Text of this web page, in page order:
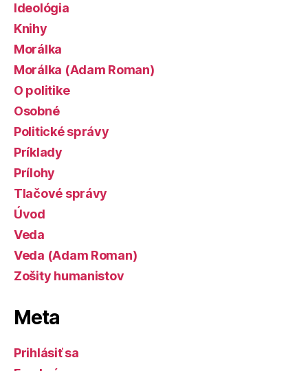
Ideológia
Knihy
Morálka
Morálka (Adam Roman)
O politike
Osobné
Politické správy
Príklady
Prílohy
Tlačové správy
Úvod
Veda
Veda (Adam Roman)
Zošity humanistov
Meta
Prihlásiť sa